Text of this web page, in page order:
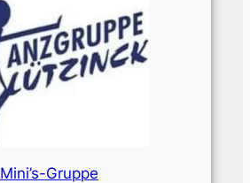
Mini’s-Gruppe